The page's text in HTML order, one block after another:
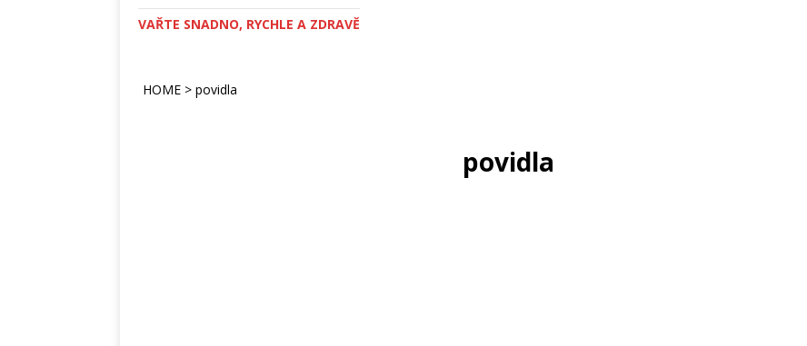
VAŘTE SNADNO, RYCHLE A ZDRAVĚ
HOME > povidla
povidla